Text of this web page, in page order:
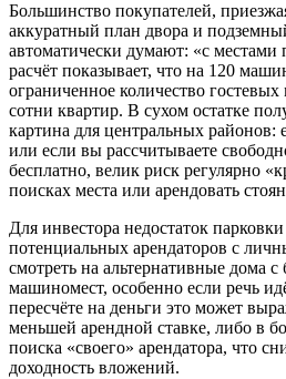
Большинство покупателей,
аккуратный план двора и
автоматически думают: «с местами
расчёт показывает, что на 120
ограниченное количество
сотни квартир. В сухом остатке
картина для центральных
или если вы рассчитываете
бесплатно, велик риск регулярно
поисках места или арендовать
Для инвестора недостаток парковки
потенциальных арендаторов с
смотреть на альтернативные дома
машиномест, особенно если речь
пересчёте на деньги это может
меньшей арендной ставке, либо в
поиска «своего» арендатора, что
доходность вложений.